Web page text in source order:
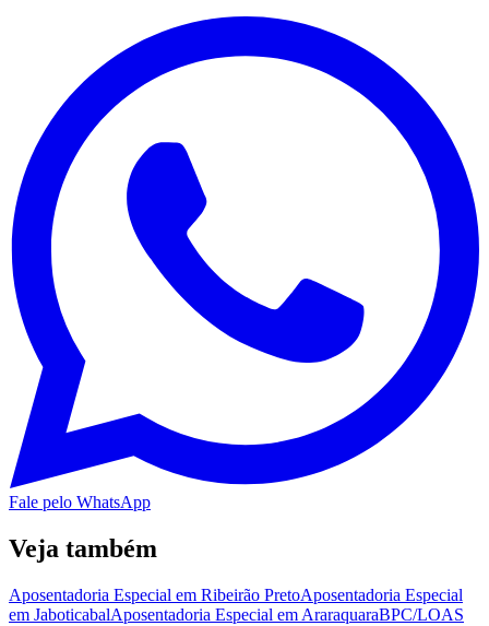
Fale pelo WhatsApp
Veja também
Aposentadoria Especial em Ribeirão PretoAposentadoria Especial
em JaboticabalAposentadoria Especial em AraraquaraBPC/LOAS